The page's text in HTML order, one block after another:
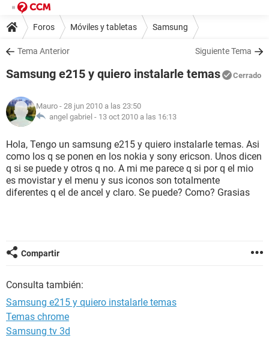
Foros Móviles y tabletas Samsung
Tema Anterior Siguiente Tema
Samsung e215 y quiero instalarle temas Cerrado
Mauro - 28 jun 2010 a las 23:50
angel gabriel - 13 oct 2010 a las 16:13
Hola, Tengo un samsung e215 y quiero instalarle temas. Asi
como los q se ponen en los nokia y sony ericson. Unos dicen
q si se puede y otros q no. A mi me parece q si por q el mio
es movistar y el menu y sus iconos son totalmente
diferentes q el de ancel y claro. Se puede? Como? Grasias
Compartir
Consulta también:
Samsung e215 y quiero instalarle temas
Temas chrome
Samsung tv 3d